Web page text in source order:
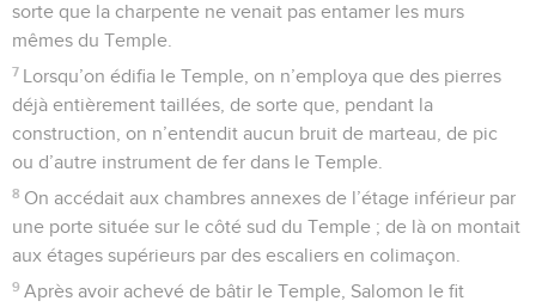
sorte que la charpente ne venait pas entamer les murs
mêmes du Temple.
7 Lorsqu’on édifia le Temple, on n’employa que des pierres
déjà entièrement taillées, de sorte que, pendant la
construction, on n’entendit aucun bruit de marteau, de pic
ou d’autre instrument de fer dans le Temple.
8 On accédait aux chambres annexes de l’étage inférieur par
une porte située sur le côté sud du Temple ; de là on montait
aux étages supérieurs par des escaliers en colimaçon.
9 Après avoir achevé de bâtir le Temple, Salomon le fit